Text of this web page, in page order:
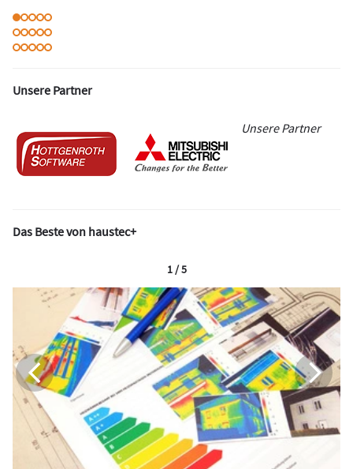
Unsere Partner
Unsere Partner
Das Beste von haustec+
1 / 5